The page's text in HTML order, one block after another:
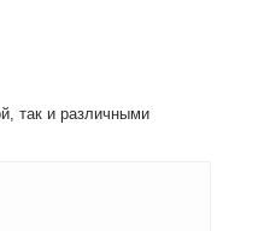
так и различными